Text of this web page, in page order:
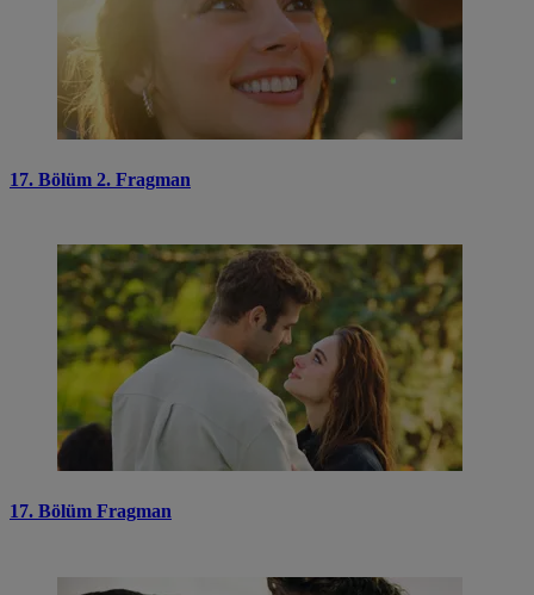
17. Bölüm 2. Fragman
17. Bölüm Fragman